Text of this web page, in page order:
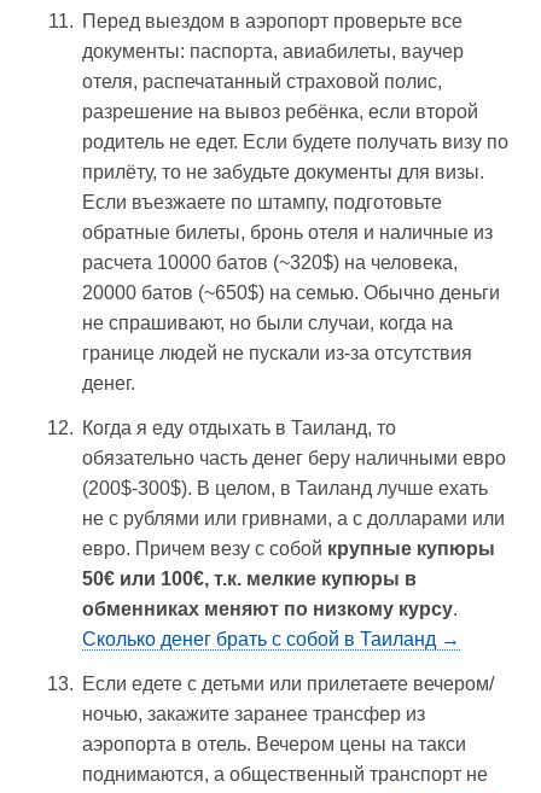
Перед выездом в аэропорт проверьте все
документы: паспорта, авиабилеты, ваучер
отеля, распечатанный страховой полис,
разрешение на вывоз ребёнка, если второй
родитель не едет. Если будете получать визу по
прилёту, то не забудьте документы для визы.
Если въезжаете по штампу, подготовьте
обратные билеты, бронь отеля и наличные из
расчета 10000 батов (~320$) на человека,
20000 батов (~650$) на семью. Обычно деньги
не спрашивают, но были случаи, когда на
границе людей не пускали из-за отсутствия
денег.
Когда я еду отдыхать в Таиланд, то
обязательно часть денег беру наличными евро
(200$-300$). В целом, в Таиланд лучше ехать
не с рублями или гривнами, а с долларами или
евро. Причем везу с собой крупные купюры
50€ или 100€, т.к. мелкие купюры в
обменниках меняют по низкому курсу.
Сколько денег брать с собой в Таиланд →
Если едете с детьми или прилетаете вечером/
ночью, закажите заранее трансфер из
аэропорта в отель. Вечером цены на такси
поднимаются, а общественный транспорт не